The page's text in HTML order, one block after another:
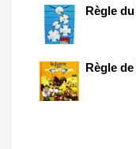
Règle
Règle